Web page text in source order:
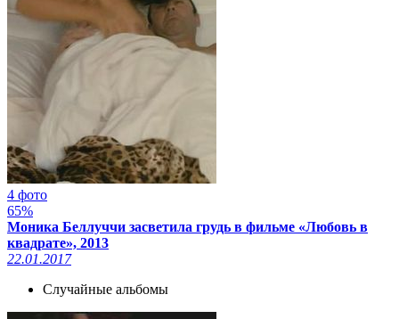
4 фото
65%
Моника Беллуччи засветила грудь в фильме «Любовь в
квадрате», 2013
22.01.2017
Случайные альбомы